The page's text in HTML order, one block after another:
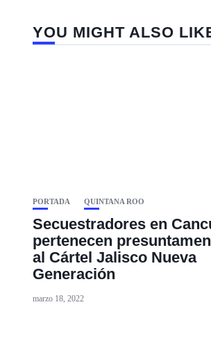
YOU MIGHT ALSO
PORTADA QUINTANA ROO
Secuestradores en
pertenecen
al Cártel Jalisco Nueva
Generación
marzo 18, 2022